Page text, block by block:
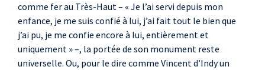
comme fer au Très-Haut – « Je l’ai servi depuis mon
enfance, je me suis confié à lui, j’ai fait tout le bien que
j’ai pu, je me confie encore à lui, entièrement et
uniquement » –, la portée de son monument reste
universelle. Ou, pour le dire comme Vincent d’Indy un